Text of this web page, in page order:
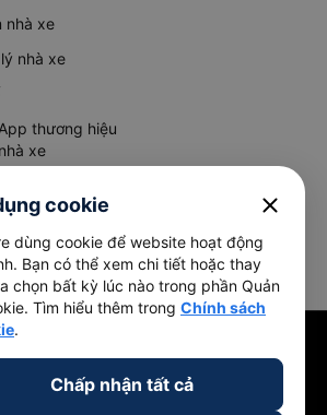
nhà xe
nhà xe
thương hiệu
xe
LÝ HÀNG HOÁ
quản lý hàng hoá
hàng hoá
cookie close
dùng cookie để website hoạt động
Bạn có thể xem chi tiết hoặc thay
chọn bất kỳ lúc nào trong phần Quản
Tìm hiểu thêm trong Chính sách
.
Chấp nhận tất cả